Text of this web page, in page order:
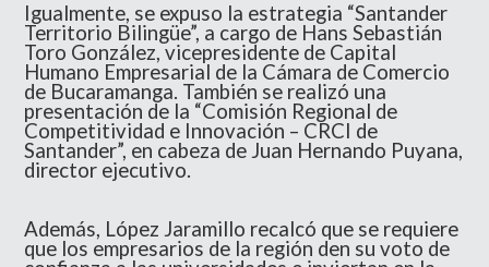
Igualmente, se expuso la estrategia “Santander
Territorio Bilingüe”, a cargo de Hans Sebastián
Toro González, vicepresidente de Capital
Humano Empresarial de la Cámara de Comercio
de Bucaramanga. También se realizó una
presentación de la “Comisión Regional de
Competitividad e Innovación – CRCI de
Santander”, en cabeza de Juan Hernando Puyana,
director ejecutivo.
Además, López Jaramillo recalcó que se requiere
que los empresarios de la región den su voto de